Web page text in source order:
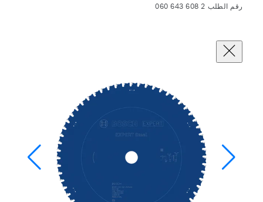
رقم الطلب 2 608 643 060